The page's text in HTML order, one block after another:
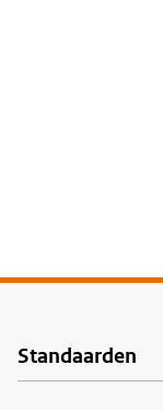
Voet
Standaarden